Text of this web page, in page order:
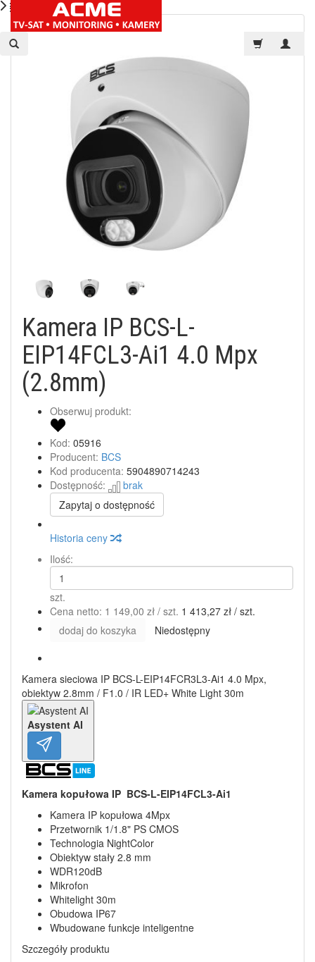
Kamera IP BCS-L-
EIP14FCL3-Ai1 4.0 Mpx
(2.8mm)
Obserwuj produkt:
Kod: 05916
Producent: BCS
Kod producenta: 5904890714243
Dostępność:
brak
Zapytaj o dostępność
Historia ceny
Ilość:
szt.
Cena netto: 1 149,00 zł / szt. 1 413,27 zł / szt.
dodaj do koszyka
Niedostępny
Kamera sieciowa IP BCS-L-EIP14FCR3L3-Ai1 4.0 Mpx,
obiektyw 2.8mm / F1.0 / IR LED+ White Light 30m
Asystent AI
Kamera kopułowa IP BCS-L-EIP14FCL3-Ai1
Kamera IP kopułowa 4Mpx
Przetwornik 1/1.8" PS CMOS
Technologia NightColor
Obiektyw stały 2.8 mm
WDR120dB
Mikrofon
Whitelight 30m
Obudowa IP67
Wbudowane funkcje inteligentne
Szczegóły produktu